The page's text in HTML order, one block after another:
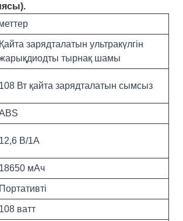
Қайта зарядталатын ультракүлгін
тырнақ шамы
108 Вт қайта зарядталатын сымсыз
12,6 В/1А
18650 мАч
Портативті
108 ватт